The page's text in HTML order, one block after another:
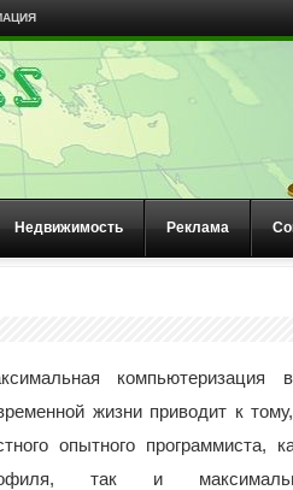
Недвижимость Реклама
компьютеризация
жизни приводит к
опытного программиста,
так и